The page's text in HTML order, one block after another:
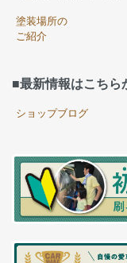
塗装場所の
ご紹介
■最新情報はこちら
ショップブログ